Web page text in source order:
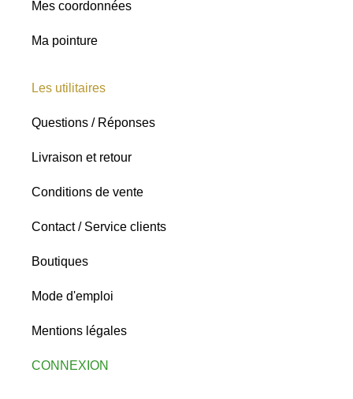
Mes coordonnées
Ma pointure
Les utilitaires
Questions / Réponses
Livraison et retour
Conditions de vente
Contact / Service clients
Boutiques
Mode d'emploi
Mentions légales
CONNEXION